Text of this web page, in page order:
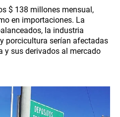
$ 138 millones mensual,
en importaciones. La
la industria
porcicultura serían afectadas
y sus derivados al mercado